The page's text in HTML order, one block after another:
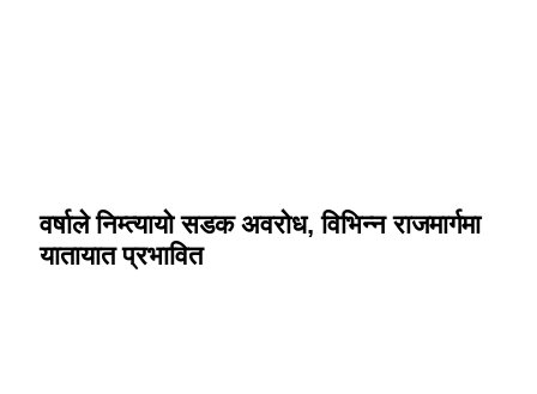
वर्षाले निम्त्यायो सडक अवरोध, विभिन्न राजमार्गमा
यातायात प्रभावित